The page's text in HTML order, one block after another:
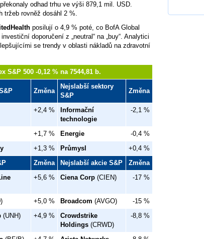
odhad trhu ve výši 879,1 mil. USD.
tržeb rovněž dosáhl 2 %.
posilují o 4,9 % poté, co BofA Global
doporučení z „neutral“ na „buy“. Analytici
se trendy v oblasti nákladů na zdravotní
S&P 500 -0,12 % na 7544,81 b.
Změna
Nejslabší sektory
S&P
Změna
+2,4 %
Informační
technologie
-2,1 %
+1,7 % Energie
-0,4 %
+1,3 % Průmysl
+0,4 %
Změna Nejslabší akcie S&P
Změna
+5,6 % Ciena Corp (CIEN) -17 %
+5,0 % Broadcom (AVGO)
-15 %
(UNH) +4,9 %
Crowdstrike
Holdings (CRWD)
-8,8 %